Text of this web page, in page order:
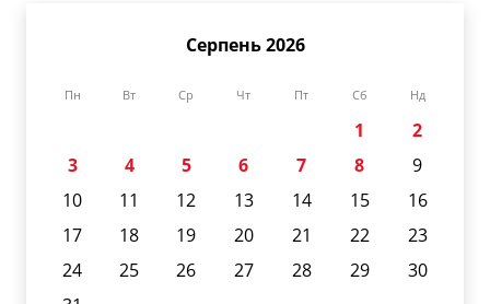
Серпень 2026
Пн Вт Ср Чт Пт Сб Нд
1
2
3
4 5 6 7 8
9
10
11 12 13 14 15
16
17
18 19 20 21 22
23
24
25 26 27 28 29
30